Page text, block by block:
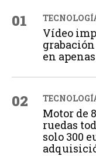
01
Vídeo
en
02
Motor de
ruedas
solo 300